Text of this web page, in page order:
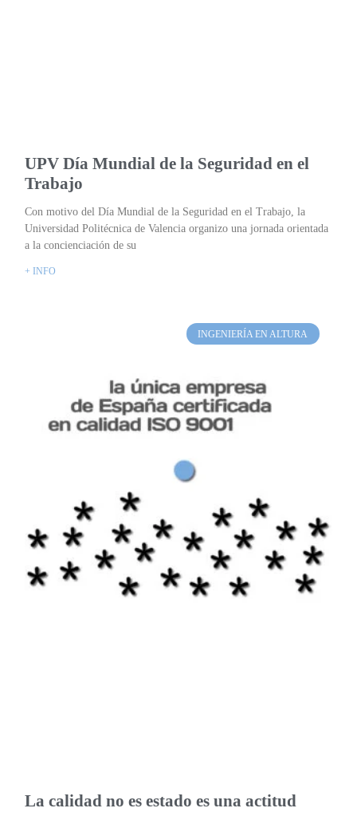
UPV Día Mundial de la Seguridad en el
Trabajo
Con motivo del Día Mundial de la Seguridad en el Trabajo, la
Universidad Politécnica de Valencia organizo una jornada orientada
a la concienciación de su
+ INFO
INGENIERÍA EN ALTURA
La calidad no es estado es una actitud